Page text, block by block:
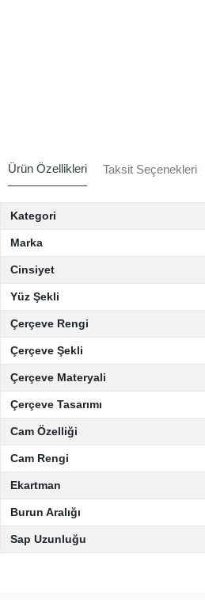
Ürün Özellikleri Taksit Seçenekleri
Kategori
Marka
Cinsiyet
Yüz Şekli
Çerçeve Rengi
Çerçeve Şekli
Çerçeve Materyali
Çerçeve Tasarımı
Cam Özelliği
Cam Rengi
Ekartman
Burun Aralığı
Sap Uzunluğu